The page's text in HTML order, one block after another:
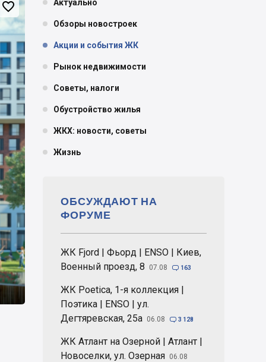
 Актуально
Обзоры новостроек
Акции и события ЖК
Рынок недвижимости
Советы, налоги
Обустройство жилья
ЖКХ: новости, советы
Жизнь
ЖК Fjord | Фьорд | ENSO | Киев,
Военный проезд, 8
07.08  163
ЖК Poetica, 1-я коллекция |
Поэтика | ENSO | ул.
Дегтяревская, 25а 06.08  3 128
ЖК Атлант на Озерной | Атлант |
Новоселки, ул. Озерная 06.08
ОБСУЖДАЮТ НА
ФОРУМЕ